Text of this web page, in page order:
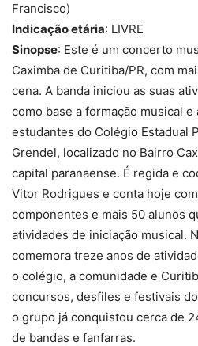
Francisco)
Indicação etária: LIVRE
Sinopse: Este é um concerto
Caximba de Curitiba/PR, com
cena. A banda iniciou as suas
como base a formação musical e
estudantes do Colégio Estadual
Grendel, localizado no Bairro
capital paranaense. É regida e
Vitor Rodrigues e conta hoje
componentes e mais 50 alunos
atividades de iniciação musical.
comemora treze anos de
o colégio, a comunidade e
concursos, desfiles e festivais
o grupo já conquistou cerca de
de bandas e fanfarras.